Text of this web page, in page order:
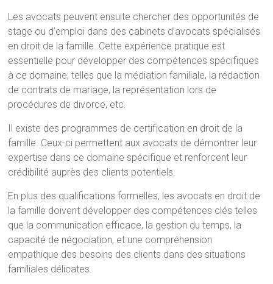
Les avocats peuvent ensuite chercher des opportunités de
stage ou d’emploi dans des cabinets d’avocats spécialisés
en droit de la famille. Cette expérience pratique est
essentielle pour développer des compétences spécifiques
à ce domaine, telles que la médiation familiale, la rédaction
de contrats de mariage, la représentation lors de
procédures de divorce, etc.
Il existe des programmes de certification en droit de la
famille. Ceux-ci permettent aux avocats de démontrer leur
expertise dans ce domaine spécifique et renforcent leur
crédibilité auprès des clients potentiels.
En plus des qualifications formelles, les avocats en droit de
la famille doivent développer des compétences clés telles
que la communication efficace, la gestion du temps, la
capacité de négociation, et une compréhension
empathique des besoins des clients dans des situations
familiales délicates.